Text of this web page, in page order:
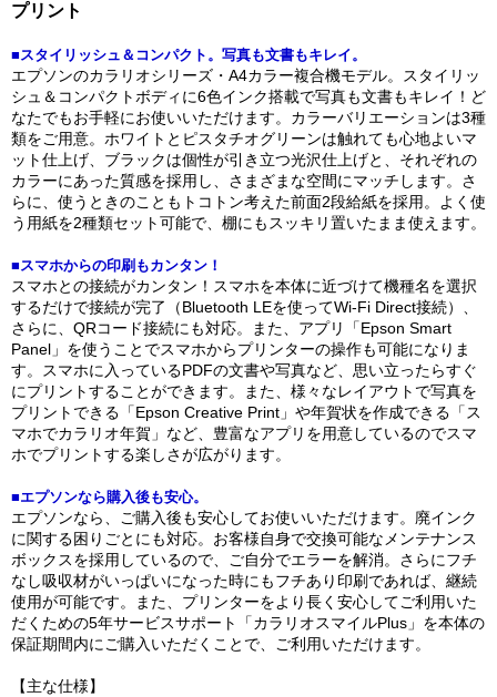
プリント
■スタイリッシュ＆コンパクト。写真も文書もキレイ。
エプソンのカラリオシリーズ・A4カラー複合機モデル。スタイリッ
シュ＆コンパクトボディに6色インク搭載で写真も文書もキレイ！ど
なたでもお手軽にお使いいただけます。カラーバリエーションは3種
類をご用意。ホワイトとピスタチオグリーンは触れても心地よいマ
ット仕上げ、ブラックは個性が引き立つ光沢仕上げと、それぞれの
カラーにあった質感を採用し、さまざまな空間にマッチします。さ
らに、使うときのこともトコトン考えた前面2段給紙を採用。よく使
う用紙を2種類セット可能で、棚にもスッキリ置いたまま使えます。
■スマホからの印刷もカンタン！
スマホとの接続がカンタン！スマホを本体に近づけて機種名を選択
するだけで接続が完了（Bluetooth LEを使ってWi-Fi Direct接続）、
さらに、QRコード接続にも対応。また、アプリ「Epson Smart
Panel」を使うことでスマホからプリンターの操作も可能になりま
す。スマホに入っているPDFの文書や写真など、思い立ったらすぐ
にプリントすることができます。また、様々なレイアウトで写真を
プリントできる「Epson Creative Print」や年賀状を作成できる「ス
マホでカラリオ年賀」など、豊富なアプリを用意しているのでスマ
ホでプリントする楽しさが広がります。
■エプソンなら購入後も安心。
エプソンなら、ご購入後も安心してお使いいただけます。廃インク
に関する困りごとにも対応。お客様自身で交換可能なメンテナンス
ボックスを採用しているので、ご自分でエラーを解消。さらにフチ
なし吸収材がいっぱいになった時にもフチあり印刷であれば、継続
使用が可能です。また、プリンターをより長く安心してご利用いた
だくための5年サービスサポート「カラリオスマイルPlus」を本体の
保証期間内にご購入いただくことで、ご利用いただけます。
【主な仕様】